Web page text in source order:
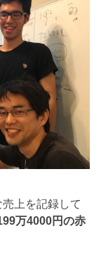
上を記録して
万4000円の赤